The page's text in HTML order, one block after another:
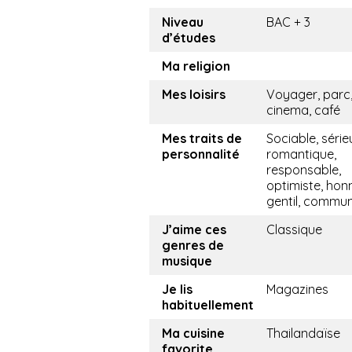
Niveau
d’études
BAC + 3
Ma religion
Mes loisirs
Voyager, parc,
cinema, café
Mes traits de
personnalité
Sociable,
romantique,
responsable,
optimiste,
gentil,
J’aime ces
genres de
musique
Classique
Je lis
habituellement
Magazines
Ma cuisine
favorite
Thailandaïse